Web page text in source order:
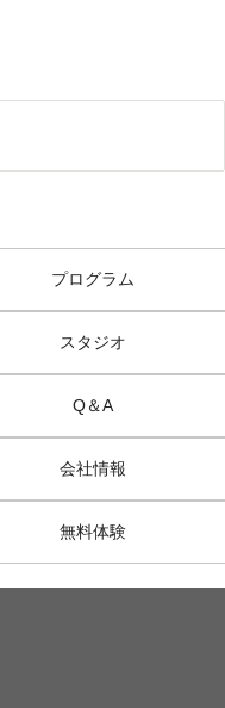
プログラム
スタジオ
Q＆A
会社情報
無料体験